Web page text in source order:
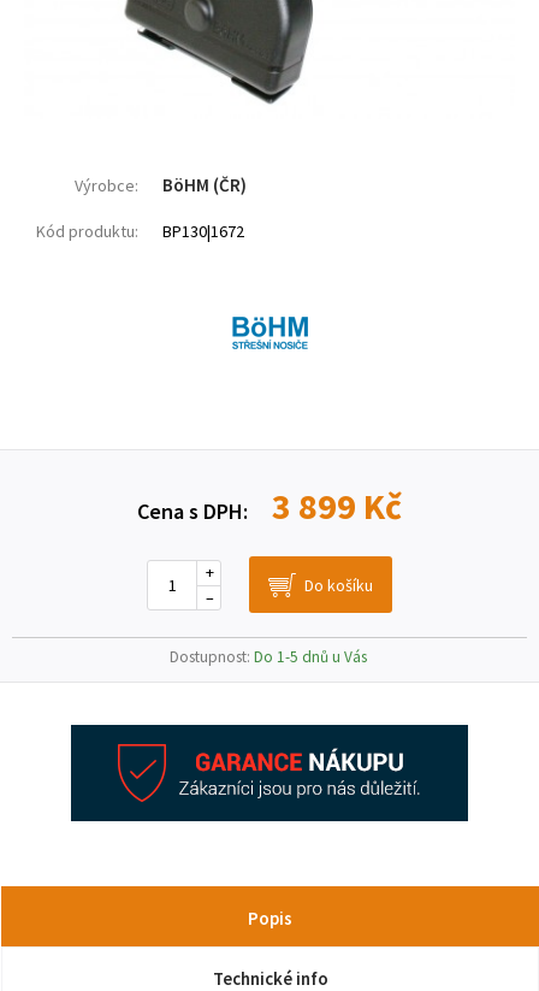
Výrobce: BöHM (ČR)
Kód produktu: BP130|1672
Cena s DPH: 3 899 Kč
–
+
Dostupnost: Do 1-5 dnů u Vás
Popis
Technické info